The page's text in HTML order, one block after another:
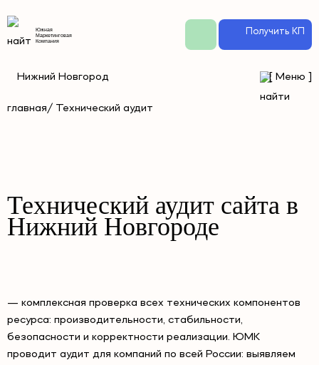
Южная
Маркетинговая
Компания
Получить КП
Нижний Новгород [ Меню ]
главная/ Технический аудит
Технический аудит сайта в
Нижний Новгороде
— комплексная проверка всех технических компонентов
ресурса: производительности, стабильности,
безопасности и корректности реализации. ЮМК
проводит аудит для компаний по всей России: выявляем